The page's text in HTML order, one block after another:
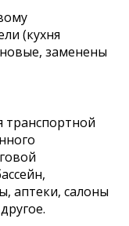
(кухня
заменены
транспортной
аптеки, салоны